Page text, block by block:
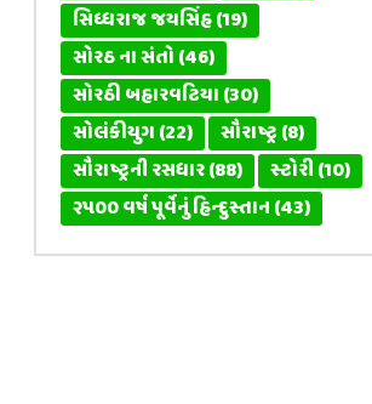
સિધ્ધરાજ જયસિંહ(19)
સોરઠ ના સંતો(46)
સોરઠી બહારવટિયા(30)
સોલંકીયુગ(22) સૌરાષ્ટ્ર(8)
સૌરાષ્ટ્રની રસધાર(88) સ્ટોરી(10)
૨૫૦૦ વર્ષ પૂર્વેનું હિન્દુસ્તાન(43)